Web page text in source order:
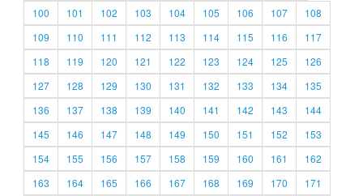
100
101 102 103 104 105 106 107
108
109
110 111 112 113 114 115 116
117
118
119 120 121 122 123 124 125
126
127
128 129 130 131 132 133 134
135
136
137 138 139 140 141 142 143
144
145
146 147 148 149 150 151 152
153
154
155 156 157 158 159 160 161
162
163
164 165 166 167 168 169 170
171